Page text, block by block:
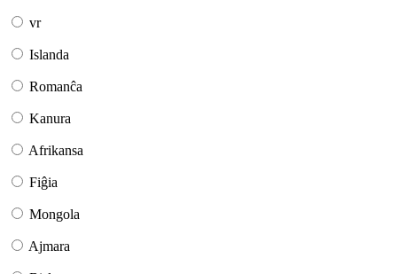
vr
Islanda
Romanĉa
Kanura
Afrikansa
Fiĝia
Mongola
Ajmara